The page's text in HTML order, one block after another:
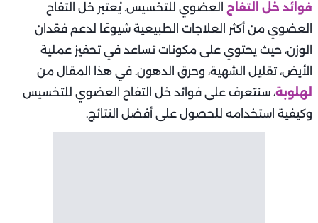
فوائد خل التفاح العضوي للتخسيس. يُعتبر خل التفاح
العضوي من أكثر العلاجات الطبيعية شيوعًا لدعم فقدان
الوزن، حيث يحتوي على مكونات تساعد في تحفيز عملية
الأيض، تقليل الشهية، وحرق الدهون. في هذا المقال من
لهلوبة، سنتعرف على فوائد خل التفاح العضوي للتخسيس
وكيفية استخدامه للحصول على أفضل النتائج.